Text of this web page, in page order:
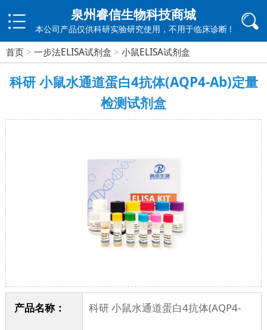
泉州睿信生物科技商城
本公司产品仅供科研实验研究使用，不用于临床诊断 !
首页 > 一步法ELISA试剂盒 > 小鼠ELISA试剂盒
科研 小鼠水通道蛋白4抗体(AQP4-Ab)定量
检测试剂盒
产品名称： 科研 小鼠水通道蛋白4抗体(AQP4-